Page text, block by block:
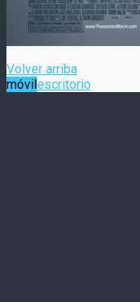
Volver arriba
móvilescritorio